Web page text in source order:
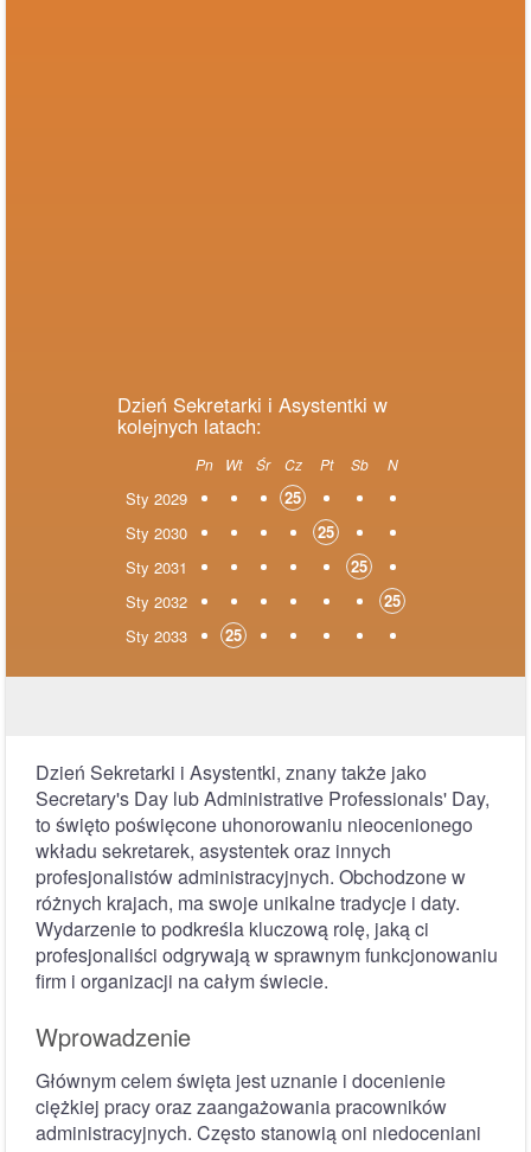
Dzień Sekretarki i Asystentki w
kolejnych latach:
Pn Wt Śr Cz Pt Sb N
Sty 2029
25
Sty 2030
25
Sty 2031
25
Sty 2032
25
Sty 2033
25
Dzień Sekretarki i Asystentki, znany także jako
Secretary's Day lub Administrative Professionals' Day,
to święto poświęcone uhonorowaniu nieocenionego
wkładu sekretarek, asystentek oraz innych
profesjonalistów administracyjnych. Obchodzone w
różnych krajach, ma swoje unikalne tradycje i daty.
Wydarzenie to podkreśla kluczową rolę, jaką ci
profesjonaliści odgrywają w sprawnym funkcjonowaniu
firm i organizacji na całym świecie.
Wprowadzenie
Głównym celem święta jest uznanie i docenienie
ciężkiej pracy oraz zaangażowania pracowników
administracyjnych. Często stanowią oni niedoceniani